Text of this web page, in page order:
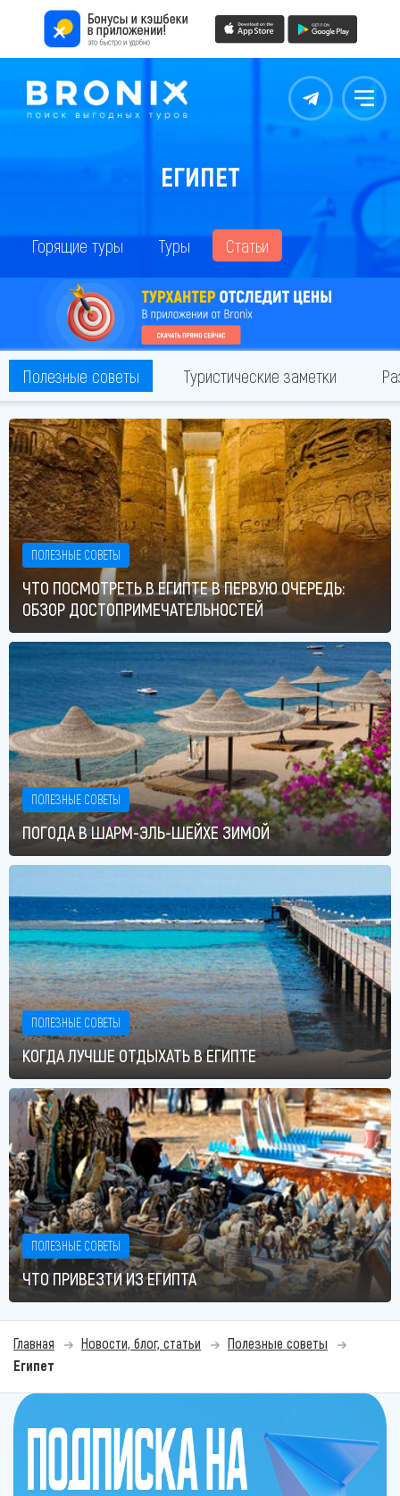
Контакты Меню
ЕГИПЕТ
Горящие туры Туры Статьи
Полезные советы Туристические заметки
ПОЛЕЗНЫЕ СОВЕТЫ
ЧТО ПОСМОТРЕТЬ В ЕГИПТЕ В ПЕРВУЮ ОЧЕРЕДЬ:
ОБЗОР ДОСТОПРИМЕЧАТЕЛЬНОСТЕЙ
ПОЛЕЗНЫЕ СОВЕТЫ
ПОГОДА В ШАРМ-ЭЛЬ-ШЕЙХЕ ЗИМОЙ
ПОЛЕЗНЫЕ СОВЕТЫ
КОГДА ЛУЧШЕ ОТДЫХАТЬ В ЕГИПТЕ
ПОЛЕЗНЫЕ СОВЕТЫ
ЧТО ПРИВЕЗТИ ИЗ ЕГИПТА
Главная Новости, блог, статьи
Полезные советы
Египет